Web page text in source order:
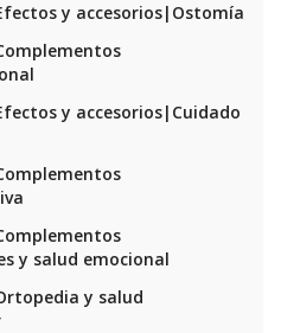
y accesorios|Ostomía
y accesorios|Cuidado
y salud emocional
y salud